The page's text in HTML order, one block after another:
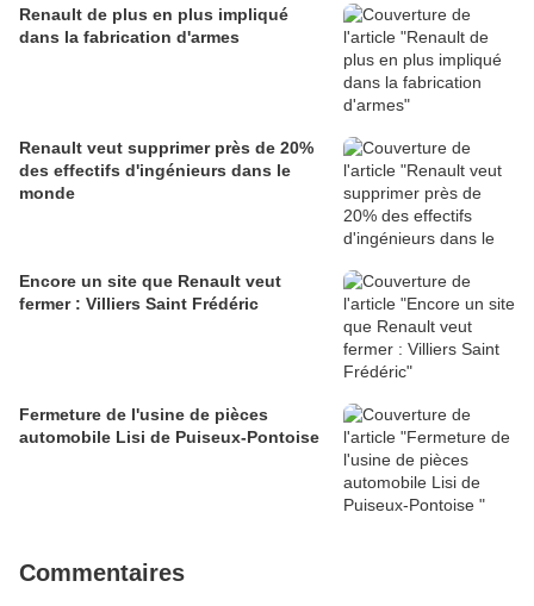
Renault de plus en plus impliqué
dans la fabrication d'armes
Renault veut supprimer près de 20%
des effectifs d'ingénieurs dans le
monde
Encore un site que Renault veut
fermer : Villiers Saint Frédéric
Fermeture de l'usine de pièces
automobile Lisi de Puiseux-Pontoise
Commentaires